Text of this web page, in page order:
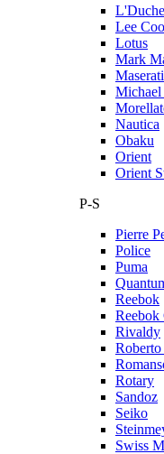
Lee
Lotus
Mark
Maserati
Nautica
Obaku
Orient
Orient
P-S
Pierre
Police
Puma
Reebok
Reebok
Rivaldy
Rotary
Sandoz
Seiko
Swiss